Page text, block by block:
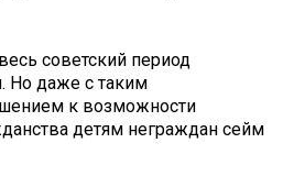
советский период
Но даже с таким
к возможности
детям неграждан сейм